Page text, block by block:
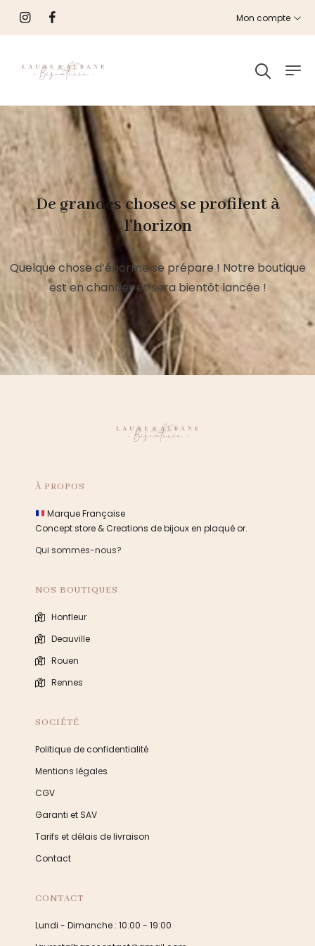
Mon compte
De grandes choses se profilent à
l’horizon
Quelque chose d’énorme se prépare ! Notre boutique
est en chantier et sera bientôt lancée !
À PROPOS
Marque Française
Concept store & Creations de bijoux en plaqué or.
Qui sommes-nous?
NOS BOUTIQUES
Honfleur
Deauville
Rouen
Rennes
SOCIÉTÉ
Politique de confidentialité
Mentions légales
CGV
Garanti et SAV
Tarifs et délais de livraison
Contact
CONTACT
Lundi - Dimanche : 10:00 - 19:00